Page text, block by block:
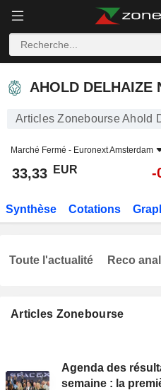
AHOLD DELHAIZE N.V.
AHOLD DELHAIZE
Articles Zonebourse Ahold
Marché Fermé - Euronext Amsterdam
33,33 EUR -
Synthèse Cotations
Articles Zonebourse
Agenda des
semaine : la
Toute l'actualité Reco